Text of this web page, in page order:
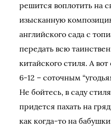
решится воплотить на
изысканную
английского сада с
передать всю
китайского стиля. А
6-12 – соточным
Не бойтесь, в саду
придется пахать на
как когда-то на